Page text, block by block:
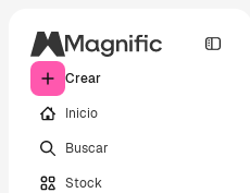
Crear
Inicio
Buscar
Stock